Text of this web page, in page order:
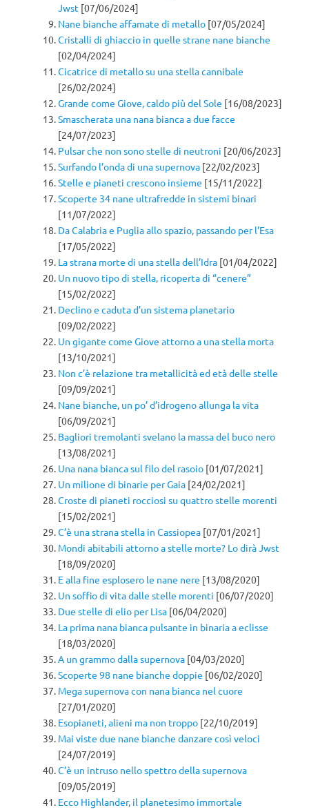
Jwst [07/06/2024]
Nane bianche affamate di metallo [07/05/2024]
Cristalli di ghiaccio in quelle strane nane bianche
[02/04/2024]
Cicatrice di metallo su una stella cannibale
[26/02/2024]
Grande come Giove, caldo più del Sole [16/08/2023]
Smascherata una nana bianca a due facce
[24/07/2023]
Pulsar che non sono stelle di neutroni [20/06/2023]
Surfando l’onda di una supernova [22/02/2023]
Stelle e pianeti crescono insieme [15/11/2022]
Scoperte 34 nane ultrafredde in sistemi binari
[11/07/2022]
Da Calabria e Puglia allo spazio, passando per l’Esa
[17/05/2022]
La strana morte di una stella dell’Idra [01/04/2022]
Un nuovo tipo di stella, ricoperta di “cenere”
[15/02/2022]
Declino e caduta d’un sistema planetario
[09/02/2022]
Un gigante come Giove attorno a una stella morta
[13/10/2021]
Non c’è relazione tra metallicità ed età delle stelle
[09/09/2021]
Nane bianche, un po’ d’idrogeno allunga la vita
[06/09/2021]
Bagliori tremolanti svelano la massa del buco nero
[13/08/2021]
Una nana bianca sul filo del rasoio [01/07/2021]
Un milione di binarie per Gaia [24/02/2021]
Croste di pianeti rocciosi su quattro stelle morenti
[15/02/2021]
C’è una strana stella in Cassiopea [07/01/2021]
Mondi abitabili attorno a stelle morte? Lo dirà Jwst
[18/09/2020]
E alla fine esplosero le nane nere [13/08/2020]
Un soffio di vita dalle stelle morenti [06/07/2020]
Due stelle di elio per Lisa [06/04/2020]
La prima nana bianca pulsante in binaria a eclisse
[18/03/2020]
A un grammo dalla supernova [04/03/2020]
Scoperte 98 nane bianche doppie [06/02/2020]
Mega supernova con nana bianca nel cuore
[27/01/2020]
Esopianeti, alieni ma non troppo [22/10/2019]
Mai viste due nane bianche danzare così veloci
[24/07/2019]
C’è un intruso nello spettro della supernova
[09/05/2019]
Ecco Highlander, il planetesimo immortale